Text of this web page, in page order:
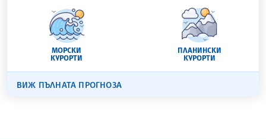
МОРСКИ
КУРОРТИ
ПЛАНИНСКИ
КУРОРТИ
ВИЖ ПЪЛНАТА ПРОГНОЗА